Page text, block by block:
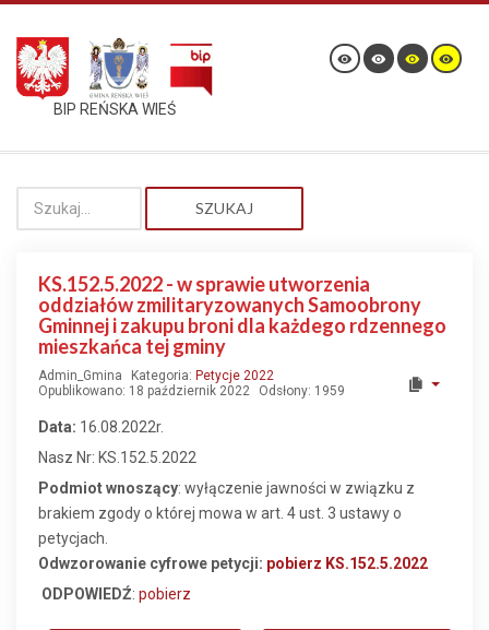
BIP REŃSKA WIEŚ
SZUKAJ
KS.152.5.2022 - w sprawie utworzenia
oddziałów zmilitaryzowanych Samoobrony
Gminnej i zakupu broni dla każdego rdzennego
mieszkańca tej gminy
Admin_Gmina Kategoria: Petycje 2022
Opublikowano: 18 październik 2022
Odsłony: 1959
Data: 16.08.2022r.
Nasz Nr: KS.152.5.2022
Podmiot wnoszący: wyłączenie jawności w związku z
brakiem zgody o której mowa w art. 4 ust. 3 ustawy o
petycjach.
Odwzorowanie cyfrowe petycji: pobierz KS.152.5.2022
ODPOWIEDŹ: pobierz